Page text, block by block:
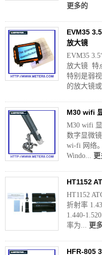
更多的
EVM35
放大镜
EVM35
放大镜 特
特别是弱
的放大镜
M30 wifi
M30 wifi
数字显微
wi-fi 网络
Windo...
HT1152
HT1152
折射率
1.440-
率为... 更
HFR-805